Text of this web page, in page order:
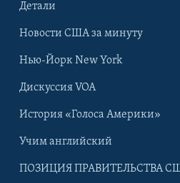
Детали
Новости США за минуту
Нью-Йорк New York
Дискуссия VOA
История «Голоса Америки»
Учим английский
ПОЗИЦИЯ ПРАВИТЕЛЬСТВА